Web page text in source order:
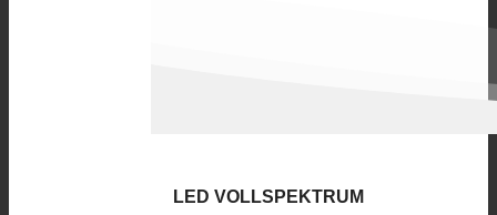
LED VOLLSPEKTRUM